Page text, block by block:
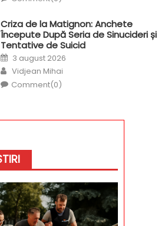
Criza de la Matignon: Anchete
Începute După Seria de Sinucideri și
Tentative de Suicid
Posted
on
3 august 2026
Author
Vidjean Mihai
Comment(0)